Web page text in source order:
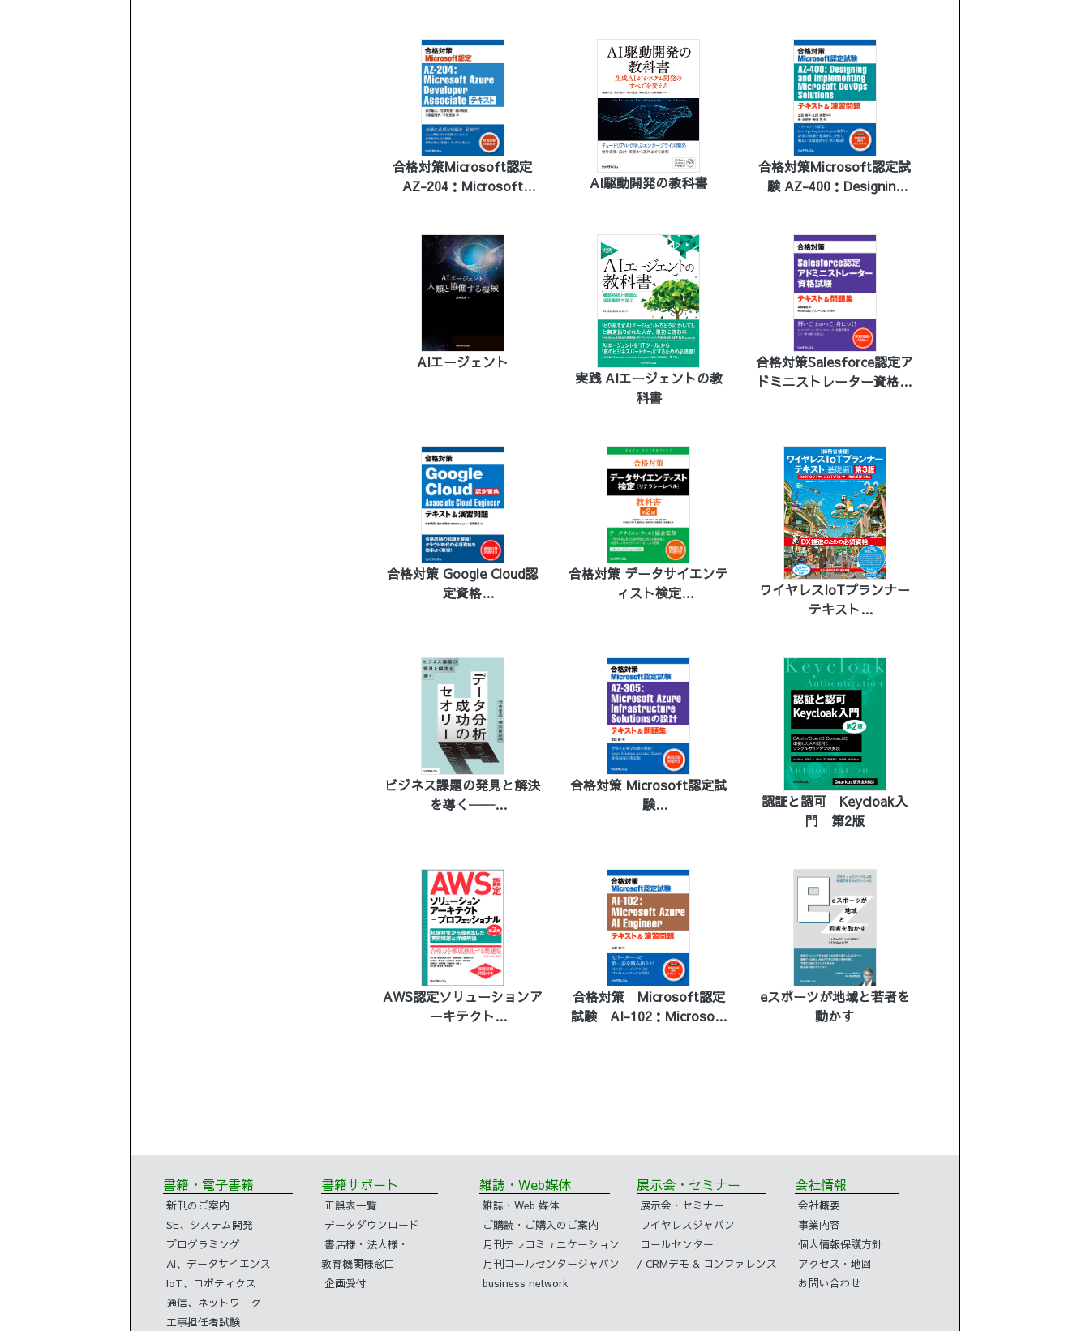
合格対策Microsoft認定
AZ-204：Microsoft
AI駆動開発の教科書
合格対策Microsoft認定試
験 AZ-400：Designing
Solutions テキスト＆演習
問題
AIエージェント
実践 AIエージェントの教
科書
合格対策Salesforce認定ア
ドミニストレーター資格試
合格対策 Google Cloud認
定資格
テキスト＆演習問題
合格対策 データサイエンテ
ィスト検定
ワイヤレスIoTプランナー
テキスト
ビジネス課題の発見と解決
を導く──
合格対策 Microsoft認定試
験
Solutionsの設計 テキスト
＆問題集
認証と認可 Keycloak入
門 第2版
AWS認定ソリューションア
ーキテクト
合格対策 Microsoft認定
試験 AI-102：Microsoft
eスポーツが地域と若者を
動かす
書籍・電子書籍
新刊のご案内
SE、システム開発
プログラミング
AI、データサイエンス
IoT、ロボティクス
通信、ネットワーク
工事担任者試験
書籍サポート
正誤表一覧
データダウンロード
書店様・法人様・
教育機関様窓口
企画受付
雑誌・Web媒体
雑誌・Web 媒体
ご購読・ご購入のご案内
月刊テレコミュニケーション
月刊コールセンタージャパン
business network
展示会・セミナー
展示会・セミナー
ワイヤレスジャパン
コールセンター
/ CRMデモ & コンファレンス
会社情報
会社概要
事業内容
個人情報保護方針
アクセス・地図
お問い合わせ